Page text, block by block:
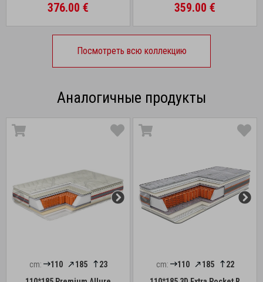
376.00 € 359.00 €
Посмотреть всю коллекцию
Аналогичные продукты
cm: 110 185
23
cm: 110 185
22